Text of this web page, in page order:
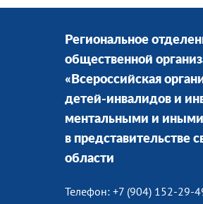
Региональное
общественной
«Всероссийская
детей-инвалидов и
ментальными и
в представительстве
области
Телефон: +7 (904) 152-29-